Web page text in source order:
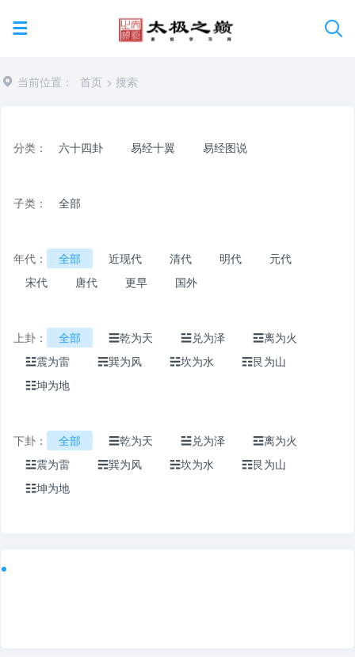
当前位置： 首页 > 搜索
分类： 六十四卦 易经十翼 易经图说
子类： 全部
年代： 全部 近现代 清代 明代
元代
宋代
唐代 更早 国外
上卦： 全部 ☰乾为天 ☱兑为泽
☲离为火
☳震为雷
☴巽为风 ☵坎为水
☶艮为山
☷坤为地
下卦： 全部 ☰乾为天 ☱兑为泽
☲离为火
☳震为雷
☴巽为风 ☵坎为水
☶艮为山
☷坤为地